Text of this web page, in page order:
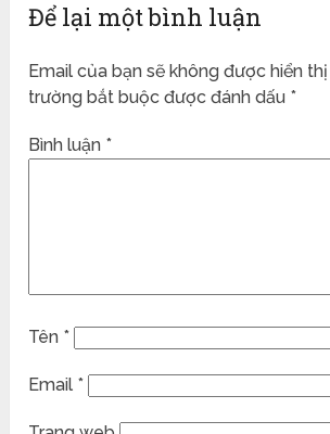
Để lại một bình luận
Email của bạn sẽ không được hiển
trường bắt buộc được đánh dấu *
Bình luận *
Tên *
Email *